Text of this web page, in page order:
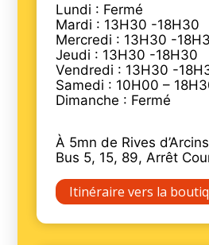
Lundi : Fermé
Mardi : 13H30 -18H30
Mercredi : 13H30 -
Jeudi : 13H30 -18H30
Vendredi : 13H30 -
Samedi : 10H00 –
Dimanche : Fermé
À 5mn de Rives
Bus 5, 15, 89, Arrêt
Itinéraire vers la